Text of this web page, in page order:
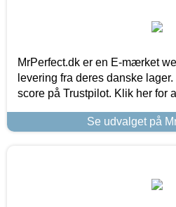
MrPerfect.dk er en E-mærket
levering fra deres danske
score på Trustpilot. Klik her for
Se udvalget på